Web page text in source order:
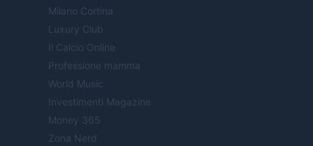
Milano Cortina
Luxury Club
Il Calcio Online
Professione mamma
World Music
Investimenti Magazine
Money 365
Zona Nerd